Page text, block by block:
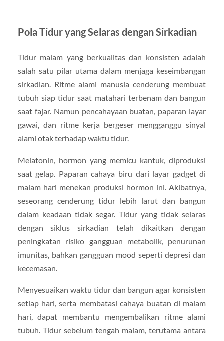
Pola Tidur yang Selaras dengan Sirkadian
Tidur malam yang berkualitas dan konsisten adalah
salah satu pilar utama dalam menjaga keseimbangan
sirkadian. Ritme alami manusia cenderung membuat
tubuh siap tidur saat matahari terbenam dan bangun
saat fajar. Namun pencahayaan buatan, paparan layar
gawai, dan ritme kerja bergeser mengganggu sinyal
alami otak terhadap waktu tidur.
Melatonin, hormon yang memicu kantuk, diproduksi
saat gelap. Paparan cahaya biru dari layar gadget di
malam hari menekan produksi hormon ini. Akibatnya,
seseorang cenderung tidur lebih larut dan bangun
dalam keadaan tidak segar. Tidur yang tidak selaras
dengan siklus sirkadian telah dikaitkan dengan
peningkatan risiko gangguan metabolik, penurunan
imunitas, bahkan gangguan mood seperti depresi dan
kecemasan.
Menyesuaikan waktu tidur dan bangun agar konsisten
setiap hari, serta membatasi cahaya buatan di malam
hari, dapat membantu mengembalikan ritme alami
tubuh. Tidur sebelum tengah malam, terutama antara